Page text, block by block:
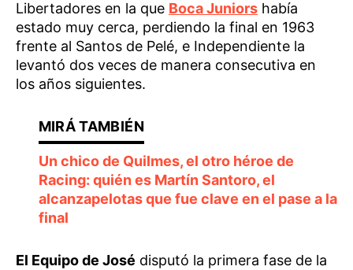
Libertadores en la que Boca Juniors había
estado muy cerca, perdiendo la final en 1963
frente al Santos de Pelé, e Independiente la
levantó dos veces de manera consecutiva en
los años siguientes.
Un chico de Quilmes, el otro héroe de
Racing: quién es Martín Santoro, el
alcanzapelotas que fue clave en el pase a la
final
El Equipo de José disputó la primera fase de la